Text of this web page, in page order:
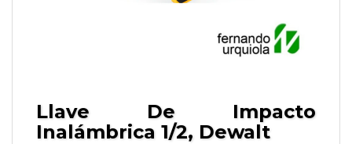
Llave De Impacto
Inalámbrica 1/2, Dewalt